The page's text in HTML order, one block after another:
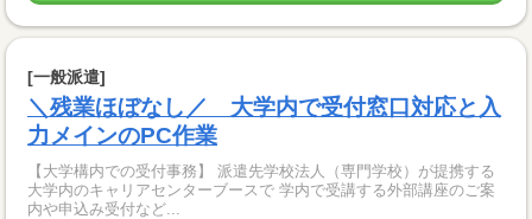
[一般派遣]
＼残業ほぼなし／ 大学内で受付窓口対応と入
力メインのPC作業
【大学構内での受付事務】 派遣先学校法人（専門学校）が提携する
大学内のキャリアセンターブースで 学内で受講する外部講座のご案
内や申込み受付など...